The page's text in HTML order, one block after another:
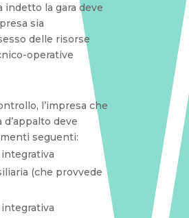
indetto la gara deve
sia
delle risorse
operative
l’impresa che
d’appalto deve
seguenti:
(che provvede